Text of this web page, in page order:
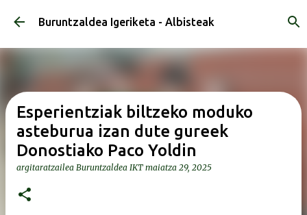
Saltatu eta joan eduki nagusira
Buruntzaldea Igeriketa - Albisteak
Esperientziak biltzeko moduko
asteburua izan dute gureek
Donostiako Paco Yoldin
argitaratzailea Buruntzaldea IKT maiatza 29, 2025